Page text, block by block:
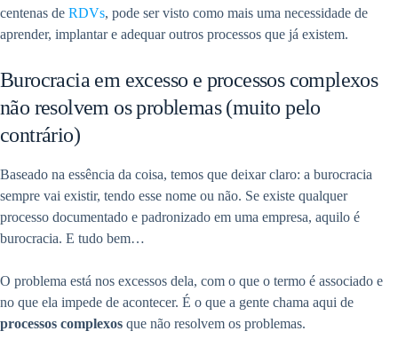
centenas de RDVs, pode ser visto como mais uma necessidade de
aprender, implantar e adequar outros processos que já existem.
Burocracia em excesso e processos complexos
não resolvem os problemas (muito pelo
contrário)
Baseado na essência da coisa, temos que deixar claro: a burocracia
sempre vai existir, tendo esse nome ou não. Se existe qualquer
processo documentado e padronizado em uma empresa, aquilo é
burocracia. E tudo bem…
O problema está nos excessos dela, com o que o termo é associado e
no que ela impede de acontecer. É o que a gente chama aqui de
processos complexos que não resolvem os problemas.